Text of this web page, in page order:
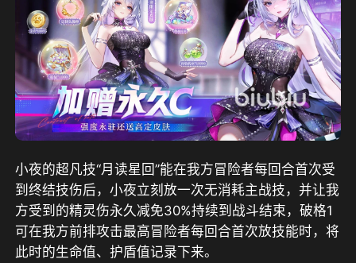
小夜的超凡技“月读星回”能在我方冒险者每回合首次受
到终结技伤后，小夜立刻放一次无消耗主战技，并让我
方受到的精灵伤永久减免30%持续到战斗结束，破格1
可在我方前排攻击最高冒险者每回合首次放技能时，将
此时的生命值、护盾值记录下来。